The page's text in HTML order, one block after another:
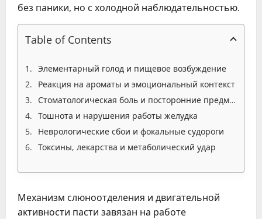
без паники, но с холодной наблюдательностью.
Table of Contents
Элементарный голод и пищевое возбуждение
Реакция на ароматы и эмоциональный контекст
Стоматологическая боль и посторонние предметы
Тошнота и нарушения работы желудка
Неврологические сбои и фокальные судороги
Токсины, лекарства и метаболический удар
Механизм слюноотделения и двигательной
активности пасти завязан на работе